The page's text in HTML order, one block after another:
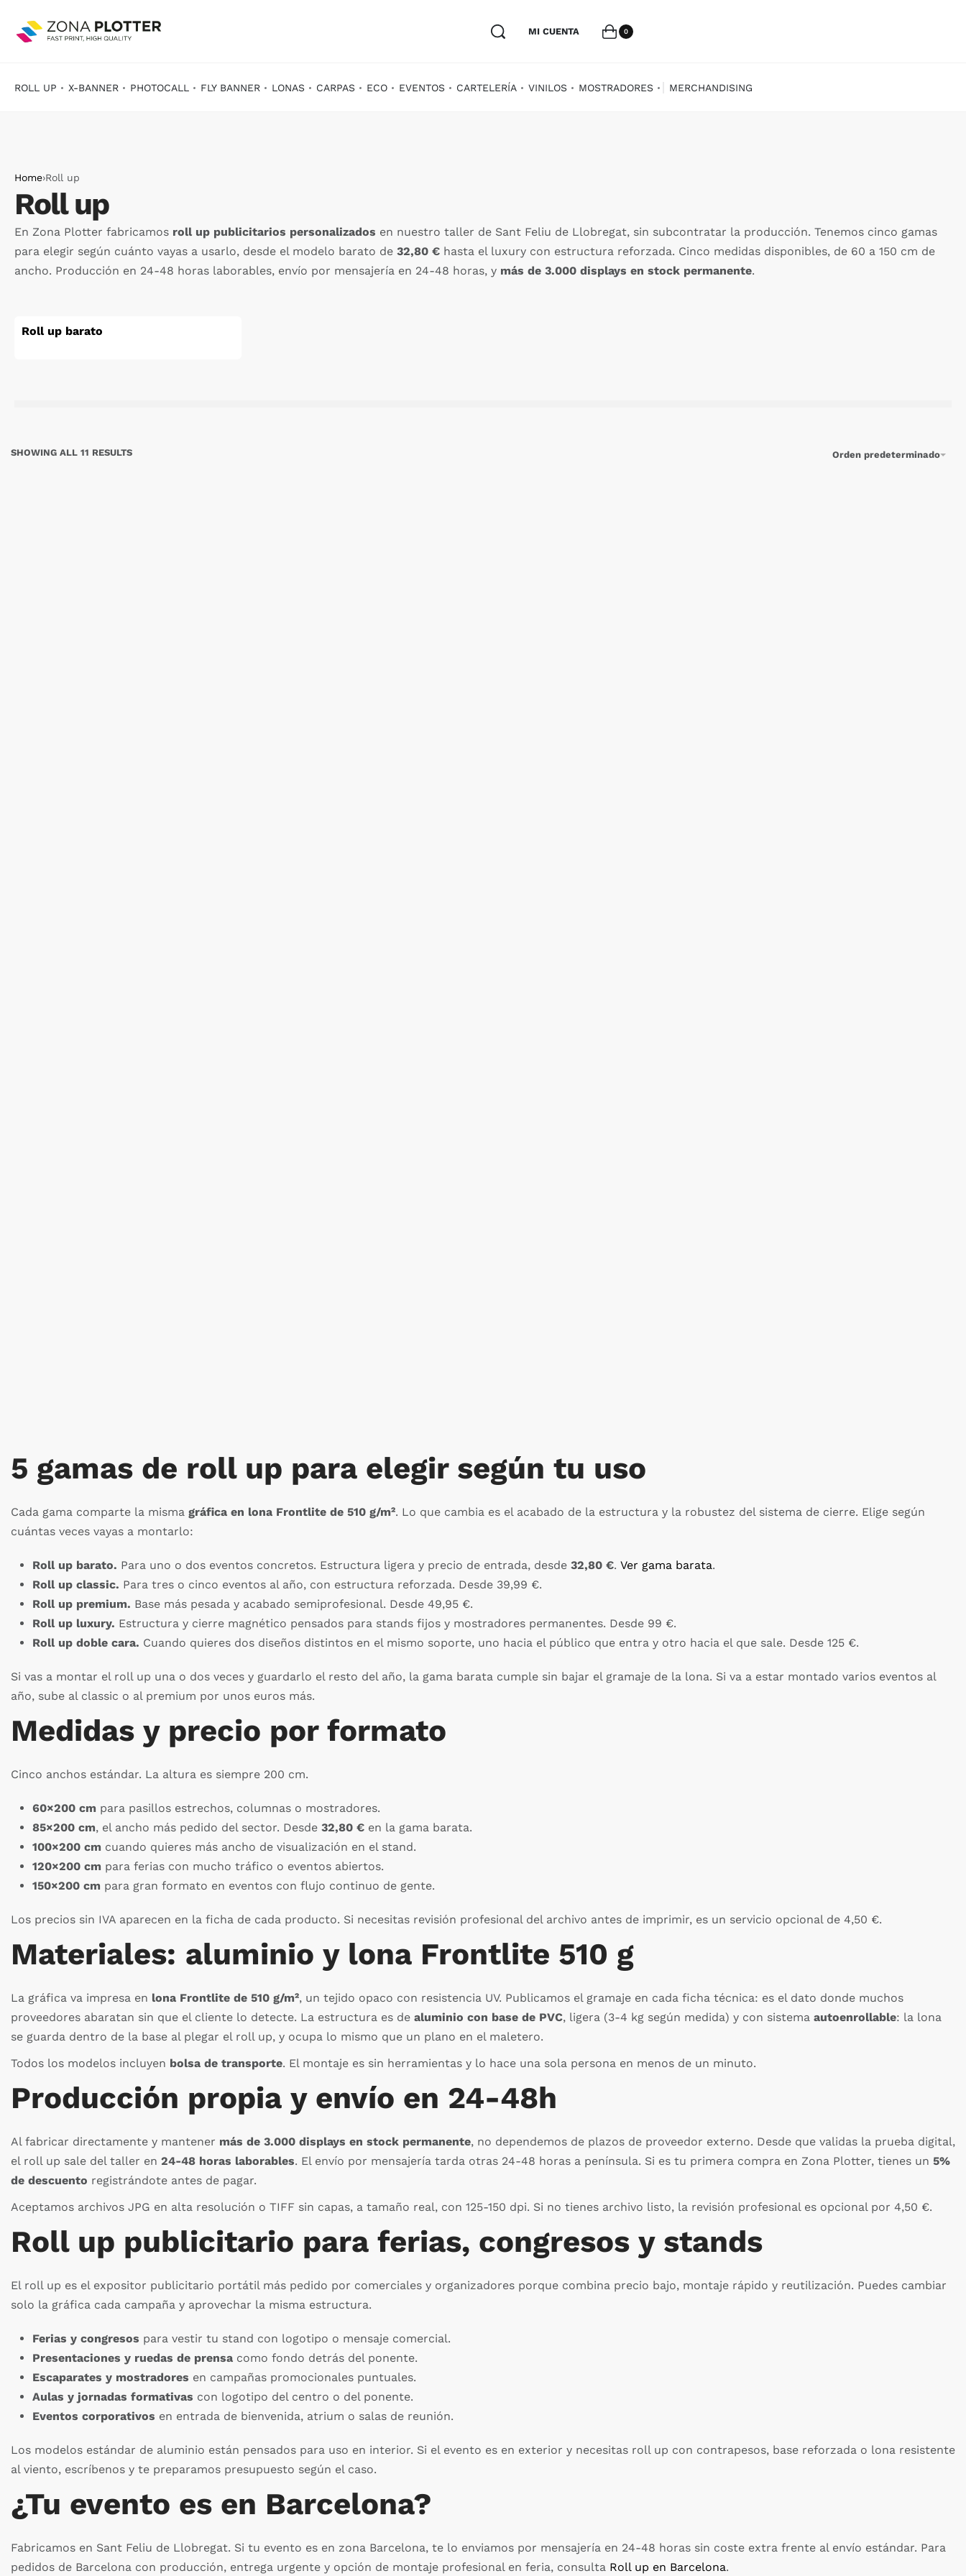
MI CUENTA 0
ROLL UP X-BANNER PHOTOCALL FLY BANNER LONAS CARPAS ECO EVENTOS CARTELERÍA VINILOS MOSTRADORES MERCHANDISING
Home›Roll up
Roll up
En Zona Plotter fabricamos roll up publicitarios personalizados en nuestro taller de Sant Feliu de Llobregat, sin subcontratar la producción. Tenemos cinco gamas
para elegir según cuánto vayas a usarlo, desde el modelo barato de 32,80 € hasta el luxury con estructura reforzada. Cinco medidas disponibles, de 60 a 150 cm de
ancho. Producción en 24-48 horas laborables, envío por mensajería en 24-48 horas, y más de 3.000 displays en stock permanente.
Roll up barato
SHOWING ALL 11 RESULTS Orden predeterminado
5 gamas de roll up para elegir según tu uso
Cada gama comparte la misma gráfica en lona Frontlite de 510 g/m². Lo que cambia es el acabado de la estructura y la robustez del sistema de cierre. Elige según
cuántas veces vayas a montarlo:
Roll up barato. Para uno o dos eventos concretos. Estructura ligera y precio de entrada, desde 32,80 €. Ver gama barata.
Roll up classic. Para tres o cinco eventos al año, con estructura reforzada. Desde 39,99 €.
Roll up premium. Base más pesada y acabado semiprofesional. Desde 49,95 €.
Roll up luxury. Estructura y cierre magnético pensados para stands fijos y mostradores permanentes. Desde 99 €.
Roll up doble cara. Cuando quieres dos diseños distintos en el mismo soporte, uno hacia el público que entra y otro hacia el que sale. Desde 125 €.
Si vas a montar el roll up una o dos veces y guardarlo el resto del año, la gama barata cumple sin bajar el gramaje de la lona. Si va a estar montado varios eventos al
año, sube al classic o al premium por unos euros más.
Medidas y precio por formato
Cinco anchos estándar. La altura es siempre 200 cm.
60×200 cm para pasillos estrechos, columnas o mostradores.
85×200 cm, el ancho más pedido del sector. Desde 32,80 € en la gama barata.
100×200 cm cuando quieres más ancho de visualización en el stand.
120×200 cm para ferias con mucho tráfico o eventos abiertos.
150×200 cm para gran formato en eventos con flujo continuo de gente.
Los precios sin IVA aparecen en la ficha de cada producto. Si necesitas revisión profesional del archivo antes de imprimir, es un servicio opcional de 4,50 €.
Materiales: aluminio y lona Frontlite 510 g
La gráfica va impresa en lona Frontlite de 510 g/m², un tejido opaco con resistencia UV. Publicamos el gramaje en cada ficha técnica: es el dato donde muchos
proveedores abaratan sin que el cliente lo detecte. La estructura es de aluminio con base de PVC, ligera (3-4 kg según medida) y con sistema autoenrollable: la lona
se guarda dentro de la base al plegar el roll up, y ocupa lo mismo que un plano en el maletero.
Todos los modelos incluyen bolsa de transporte. El montaje es sin herramientas y lo hace una sola persona en menos de un minuto.
Producción propia y envío en 24-48h
Al fabricar directamente y mantener más de 3.000 displays en stock permanente, no dependemos de plazos de proveedor externo. Desde que validas la prueba digital,
el roll up sale del taller en 24-48 horas laborables. El envío por mensajería tarda otras 24-48 horas a península. Si es tu primera compra en Zona Plotter, tienes un 5%
de descuento registrándote antes de pagar.
Aceptamos archivos JPG en alta resolución o TIFF sin capas, a tamaño real, con 125-150 dpi. Si no tienes archivo listo, la revisión profesional es opcional por 4,50 €.
Roll up publicitario para ferias, congresos y stands
El roll up es el expositor publicitario portátil más pedido por comerciales y organizadores porque combina precio bajo, montaje rápido y reutilización. Puedes cambiar
solo la gráfica cada campaña y aprovechar la misma estructura.
Ferias y congresos para vestir tu stand con logotipo o mensaje comercial.
Presentaciones y ruedas de prensa como fondo detrás del ponente.
Escaparates y mostradores en campañas promocionales puntuales.
Aulas y jornadas formativas con logotipo del centro o del ponente.
Eventos corporativos en entrada de bienvenida, atrium o salas de reunión.
Los modelos estándar de aluminio están pensados para uso en interior. Si el evento es en exterior y necesitas roll up con contrapesos, base reforzada o lona resistente
al viento, escríbenos y te preparamos presupuesto según el caso.
¿Tu evento es en Barcelona?
Fabricamos en Sant Feliu de Llobregat. Si tu evento es en zona Barcelona, te lo enviamos por mensajería en 24-48 horas sin coste extra frente al envío estándar. Para
pedidos de Barcelona con producción, entrega urgente y opción de montaje profesional en feria, consulta Roll up en Barcelona.